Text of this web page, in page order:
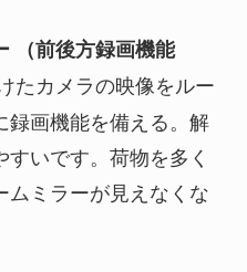
（前後方録画機能
たカメラの映像をルー
録画機能を備える。解
いです。荷物を多く
ムミラーが見えなくな